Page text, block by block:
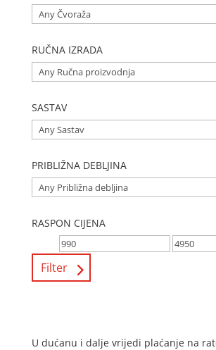
RUČNA IZRADA
SASTAV
PRIBLIŽNA DEBLJINA
RASPON CIJENA
Filter
U dućanu i dalje vrijedi plaćanje na